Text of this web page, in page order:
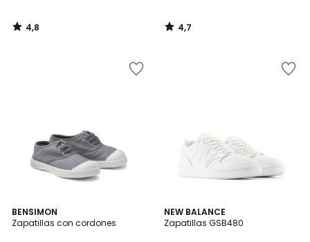
4,8
/
4,7
/
BENSIMON
Zapatillas con cordones
5
/
NEW BALANCE
Zapatillas GSB480
3,9
/ 5